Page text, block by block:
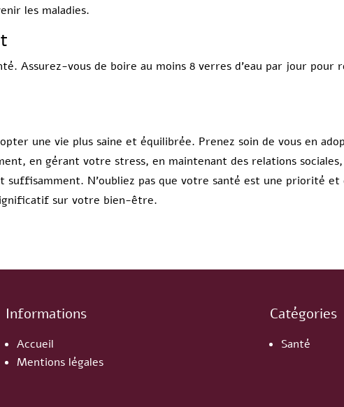
les maladies.
Assurez-vous de boire au moins 8 verres d’eau par jour
une vie plus saine et équilibrée. Prenez soin de vous en
en gérant votre stress, en maintenant des relations
N’oubliez pas que votre santé est une priorité
sur votre bien-être.
Informations
Accueil
Mentions légales
Catégories
Santé